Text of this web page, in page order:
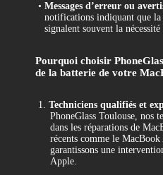
• Messages d’erreur ou
notifications indiquant que
signalent souvent la
Pourquoi choisir
de la batterie de votre
1. Techniciens qualifiés et
PhoneGlass Toulouse, nos
dans les réparations de
récents comme le
garantissons une
Apple.